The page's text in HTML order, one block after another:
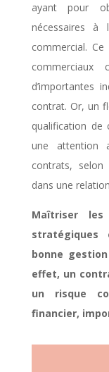
ayant pour
nécessaires à
commercial.
d’importantes
contrat. Or, un
qualification de
une attention
contrats, selon
dans une
Maîtriser
bonne
effet, un
un risque
financier,